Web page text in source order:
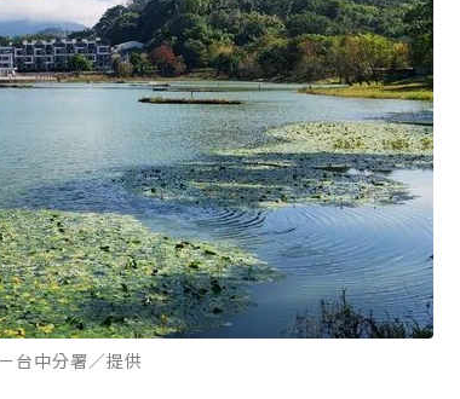
台中分署／提供